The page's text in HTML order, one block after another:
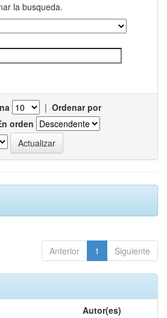
la busqueda.
| Ordenar por
orden
Anterior 1 Siguiente
Autor(es)